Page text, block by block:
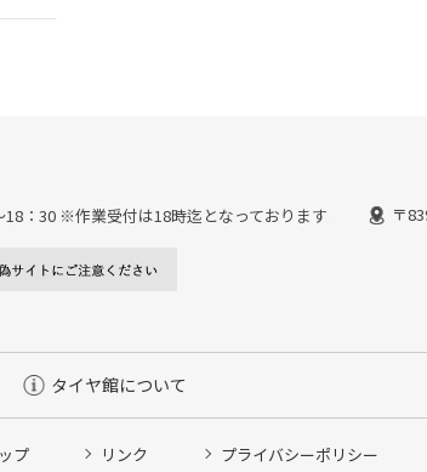
18：30 ※作業受付は18時迄となっております 〒
タイヤ館について
プ リンク プライバシーポリシー